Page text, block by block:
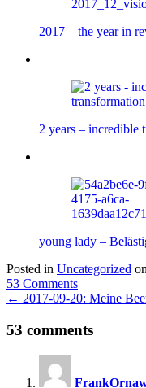
2017 – the year in
2 years – incredible
young lady –
Posted in Uncategorized on
53 Comments
← 2017-09-20: Meine
53 comments